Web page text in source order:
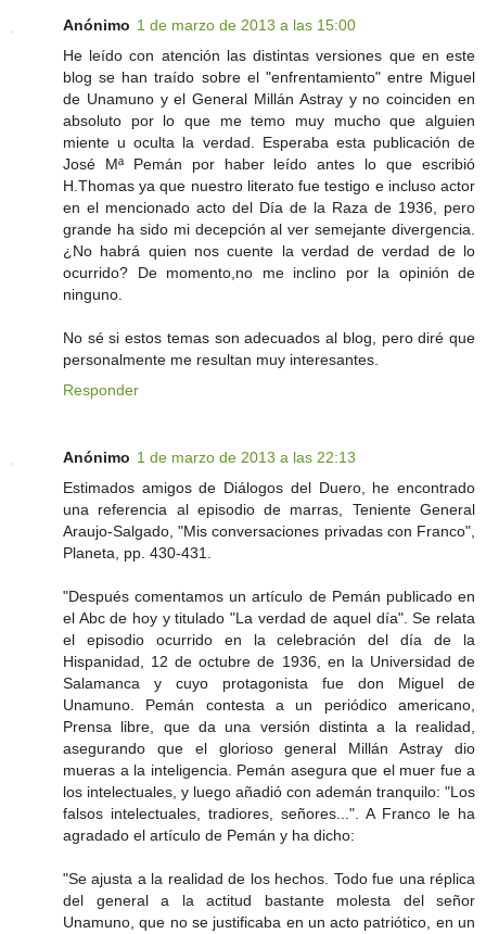
Anónimo 1 de marzo de 2013 a las 15:00
He leído con atención las distintas versiones que en este
blog se han traído sobre el "enfrentamiento" entre Miguel
de Unamuno y el General Millán Astray y no coinciden en
absoluto por lo que me temo muy mucho que alguien
miente u oculta la verdad. Esperaba esta publicación de
José Mª Pemán por haber leído antes lo que escribió
H.Thomas ya que nuestro literato fue testigo e incluso actor
en el mencionado acto del Día de la Raza de 1936, pero
grande ha sido mi decepción al ver semejante divergencia.
¿No habrá quien nos cuente la verdad de verdad de lo
ocurrido? De momento,no me inclino por la opinión de
ninguno.
No sé si estos temas son adecuados al blog, pero diré que
personalmente me resultan muy interesantes.
Responder
Anónimo 1 de marzo de 2013 a las 22:13
Estimados amigos de Diálogos del Duero, he encontrado
una referencia al episodio de marras, Teniente General
Araujo-Salgado, "Mis conversaciones privadas con Franco",
Planeta, pp. 430-431.
"Después comentamos un artículo de Pemán publicado en
el Abc de hoy y titulado "La verdad de aquel día". Se relata
el episodio ocurrido en la celebración del día de la
Hispanidad, 12 de octubre de 1936, en la Universidad de
Salamanca y cuyo protagonista fue don Miguel de
Unamuno. Pemán contesta a un periódico americano,
Prensa libre, que da una versión distinta a la realidad,
asegurando que el glorioso general Millán Astray dio
mueras a la inteligencia. Pemán asegura que el muer fue a
los intelectuales, y luego añadió con ademán tranquilo: "Los
falsos intelectuales, tradiores, señores...". A Franco le ha
agradado el artículo de Pemán y ha dicho:
"Se ajusta a la realidad de los hechos. Todo fue una réplica
del general a la actitud bastante molesta del señor
Unamuno, que no se justificaba en un acto patriótico, en un